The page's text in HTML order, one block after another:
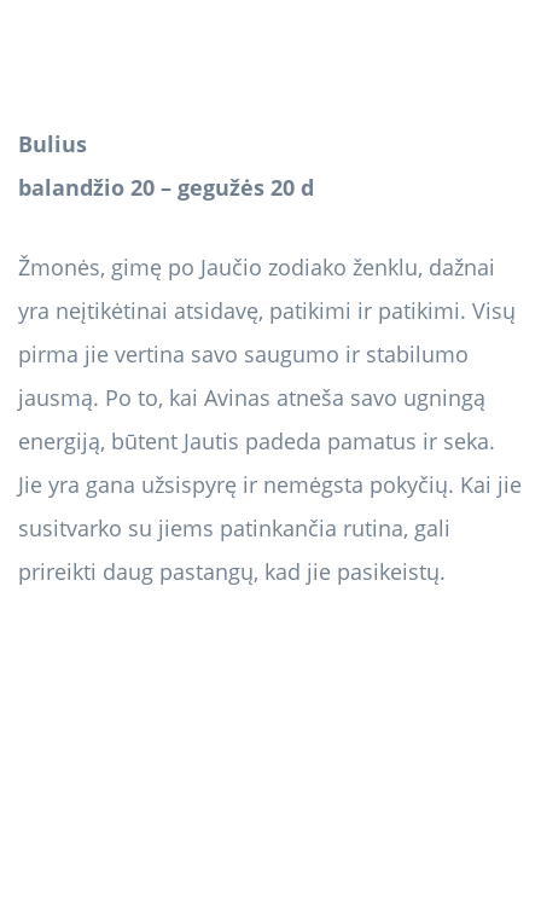
Bulius
balandžio 20 – gegužės 20 d
Žmonės, gimę po Jaučio zodiako ženklu, dažnai
yra neįtikėtinai atsidavę, patikimi ir patikimi. Visų
pirma jie vertina savo saugumo ir stabilumo
jausmą. Po to, kai Avinas atneša savo ugningą
energiją, būtent Jautis padeda pamatus ir seka.
Jie yra gana užsispyrę ir nemėgsta pokyčių. Kai jie
susitvarko su jiems patinkančia rutina, gali
prireikti daug pastangų, kad jie pasikeistų.